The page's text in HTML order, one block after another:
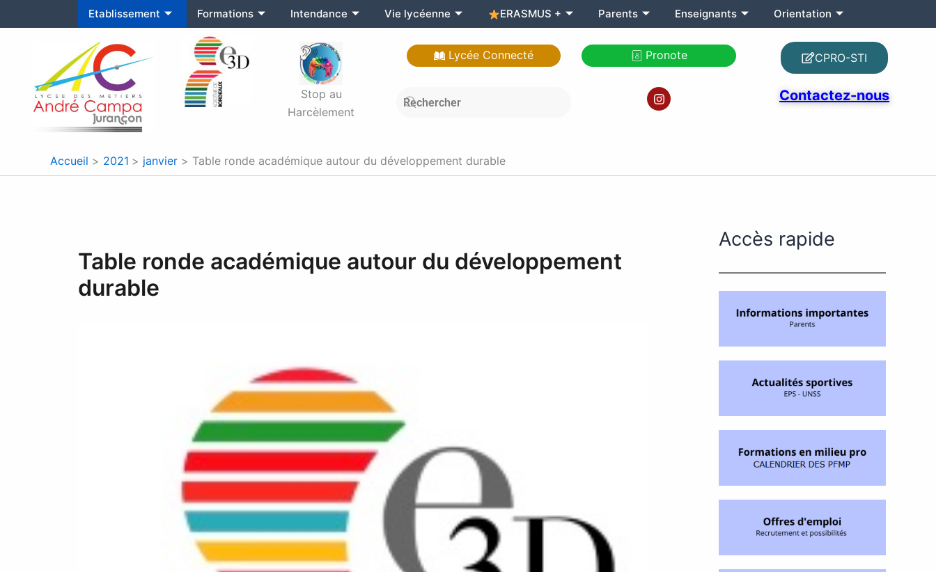
au
Etablissement Formations Intendance Vie lycéenne ERASMUS + Parents Enseignants Orientation
Stop au
Harcèlement
Lycée Connecté Pronote CPRO-STI
I
n
a
Contactez-nous
Accueil 2021 janvier Table ronde académique autour du développement durable
Table ronde académique autour du développement
durable
Accès rapide